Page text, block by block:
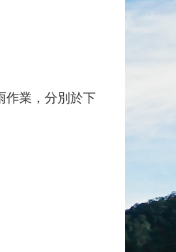
作業，分別於下